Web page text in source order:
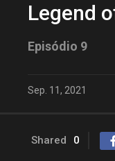
Legend
Episódio 9
Sep. 11, 2021
Shared 0